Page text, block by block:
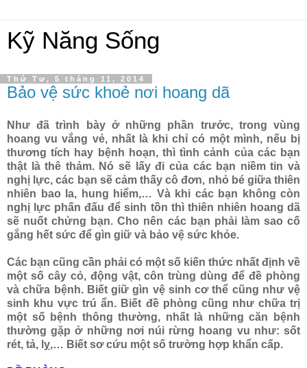
Kỹ Năng Sống
Thứ Tư, 5 tháng 11, 2014
Bảo vệ sức khoẻ nơi hoang dã
Như đã trình bày ở những phần trước, trong vùng
hoang vu vắng vẻ, nhất là khi chỉ có một mình, nếu bị
thương tích hay bệnh hoạn, thì tình cảnh của các bạn
thật là thê thảm. Nó sẽ lấy đi của các bạn niềm tin và
nghị lực, các bạn sẽ cảm thấy cô đơn, nhỏ bé giữa thiên
nhiên bao la, hung hiểm,… Và khi các bạn không còn
nghị lực phấn đấu để sinh tồn thì thiên nhiên hoang dã
sẽ nuốt chửng bạn. Cho nên các bạn phải làm sao cố
gắng hết sức để gìn giữ và bảo vệ sức khỏe.
Các bạn cũng cần phải có một số kiến thức nhất định về
một số cây cỏ, động vật, côn trùng dùng để đề phòng
và chữa bệnh. Biết giữ gìn vệ sinh cơ thể cũng như vệ
sinh khu vực trú ẩn. Biết đề phòng cũng như chữa trị
một số bệnh thông thường, nhất là những căn bệnh
thường gặp ở những nơi núi rừng hoang vu như: sốt
rét, tả, lỵ,… Biết sơ cứu một số trường hợp khẩn cấp.